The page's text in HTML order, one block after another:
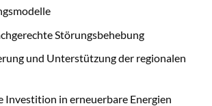
Störungsbehebung
und Unterstützung der regionalen
Investition in erneuerbare Energien